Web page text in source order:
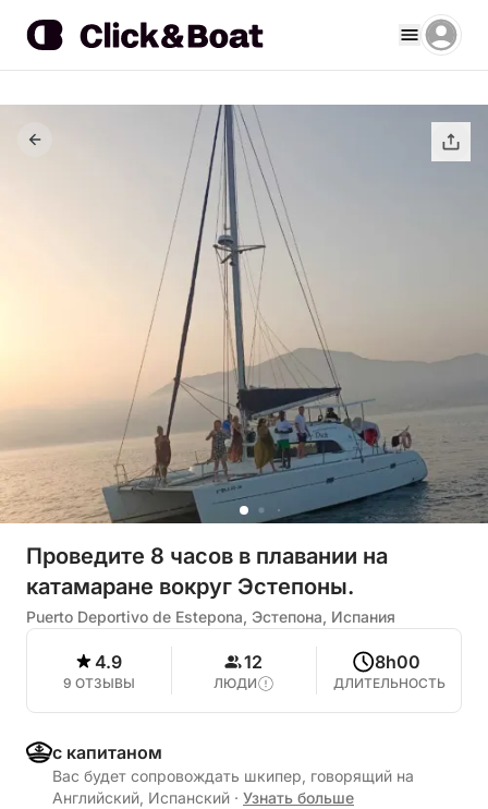
Проведите 8 часов в плавании на
катамаране вокруг Эстепоны.
Puerto Deportivo de Estepona, Эстепона, Испания
4.9
9 ОТЗЫВЫ
12
ЛЮДИ
8h00
ДЛИТЕЛЬНОСТЬ
с капитаном
Вас будет сопровождать шкипер, говорящий на
Английский, Испанский · Узнать больше